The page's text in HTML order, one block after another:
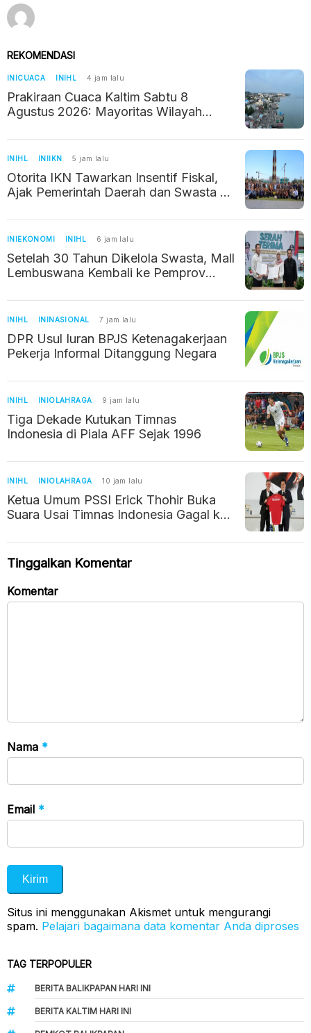
REKOMENDASI
INICUACA INIHL 4 jam lalu
Prakiraan Cuaca Kaltim Sabtu 8
Agustus 2026: Mayoritas Wilayah
INIHL INIIKN 5 jam lalu
Otorita IKN Tawarkan Insentif Fiskal,
Ajak Pemerintah Daerah dan Swasta di
INIEKONOMI INIHL 6 jam lalu
Setelah 30 Tahun Dikelola Swasta, Mall
Lembuswana Kembali ke Pemprov
INIHL ININASIONAL 7 jam lalu
DPR Usul Iuran BPJS Ketenagakerjaan
Pekerja Informal Ditanggung Negara
INIHL INIOLAHRAGA 9 jam lalu
Tiga Dekade Kutukan Timnas
Indonesia di Piala AFF Sejak 1996
INIHL INIOLAHRAGA 10 jam lalu
Ketua Umum PSSI Erick Thohir Buka
Suara Usai Timnas Indonesia Gagal ke
Tinggalkan Komentar
Komentar
Nama *
Email *
Situs ini menggunakan Akismet untuk mengurangi
spam. Pelajari bagaimana data komentar Anda diproses
TAG TERPOPULER
BERITA BALIKPAPAN HARI INI
BERITA KALTIM HARI INI